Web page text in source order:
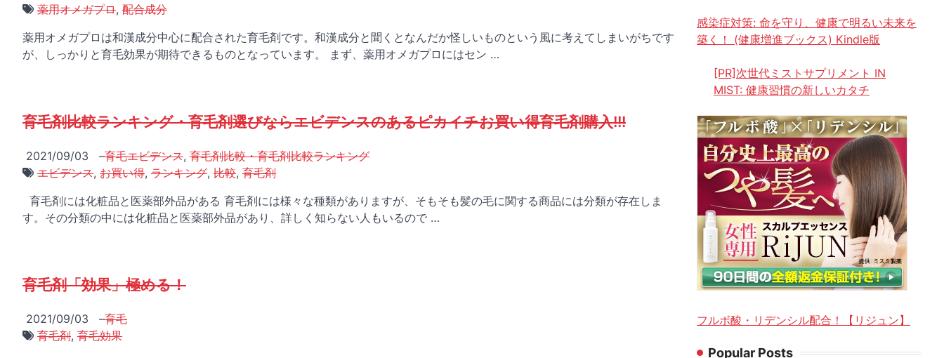
薬用オメガプロ, 配合成分
薬用オメガプロは和漢成分中心に配合された育毛剤です。和漢成分と聞くとなんだか怪しいものという風に考えてしまいがちです
が、しっかりと育毛効果が期待できるものとなっています。 まず、薬用オメガプロにはセン …
育毛剤比較ランキング・育毛剤選びならエビデンスのあるピカイチお買い得育毛剤購入!!!
2021/09/03 –育毛エビデンス, 育毛剤比較・育毛剤比較ランキング
エビデンス, お買い得, ランキング, 比較, 育毛剤
育毛剤には化粧品と医薬部外品がある 育毛剤には様々な種類がありますが、そもそも髪の毛に関する商品には分類が存在しま
す。その分類の中には化粧品と医薬部外品があり、詳しく知らない人もいるので …
育毛剤「効果」極める！
2021/09/03 –育毛
育毛剤, 育毛効果
感染症対策: 命を守り、健康で明るい未来を
築く！ (健康増進ブックス) Kindle版
[PR]次世代ミストサプリメント IN
MIST: 健康習慣の新しいカタチ
フルボ酸・リデンシル配合！【リジュン】
Popular Posts